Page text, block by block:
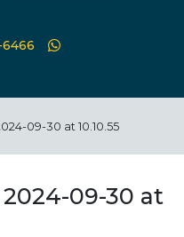
09-30 at 10.10.55
09-30 at